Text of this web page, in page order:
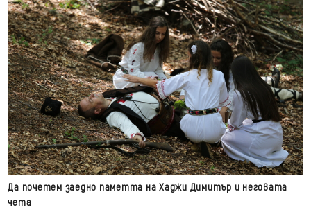
Да почетем заедно паметта на Хаджи Димитър и неговата
чета